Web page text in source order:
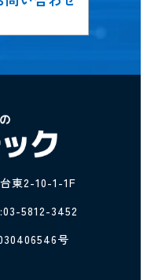
東2-10-1-1F
5812-3452
号